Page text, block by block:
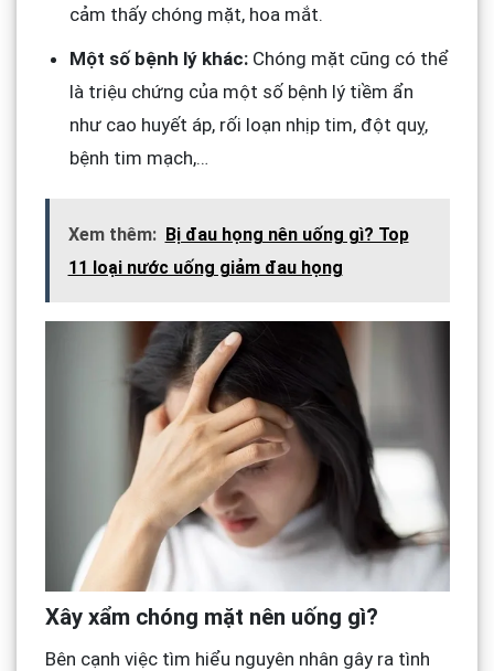
cảm thấy chóng mặt, hoa mắt.
Một số bệnh lý khác:Chóng mặt cũng có thể
là triệu chứng của một số bệnh lý tiềm ẩn
như cao huyết áp, rối loạn nhịp tim, đột quỵ,
bệnh tim mạch,…
Xem thêm: Bị đau họng nên uống gì? Top
11 loại nước uống giảm đau họng
Xây xẩm chóng mặt nên uống gì?
Bên cạnh việc tìm hiểu nguyên nhân gây ra tình